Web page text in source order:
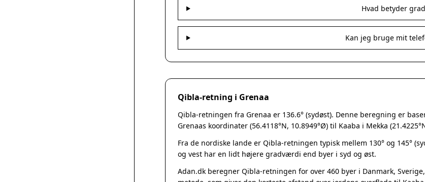
Hvad betyder
Kan jeg bruge mit
Qibla-retning i Grenaa
Qibla-retningen fra Grenaa er 136.6° (sydøst). Denne beregning er
Grenaas koordinater (56.4118°N, 10.8949°Ø) til Kaaba i Mekka
Fra de nordiske lande er Qibla-retningen typisk mellem 130° og 145°
og vest har en lidt højere gradværdi end byer i syd og øst.
Adan.dk beregner Qibla-retningen for over 460 byer i Danmark,